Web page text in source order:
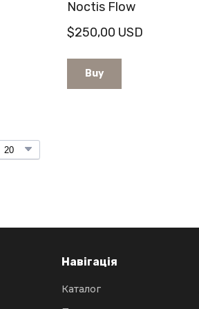
Noctis Flow
$250,00 USD
Buy
Навігація
Каталог